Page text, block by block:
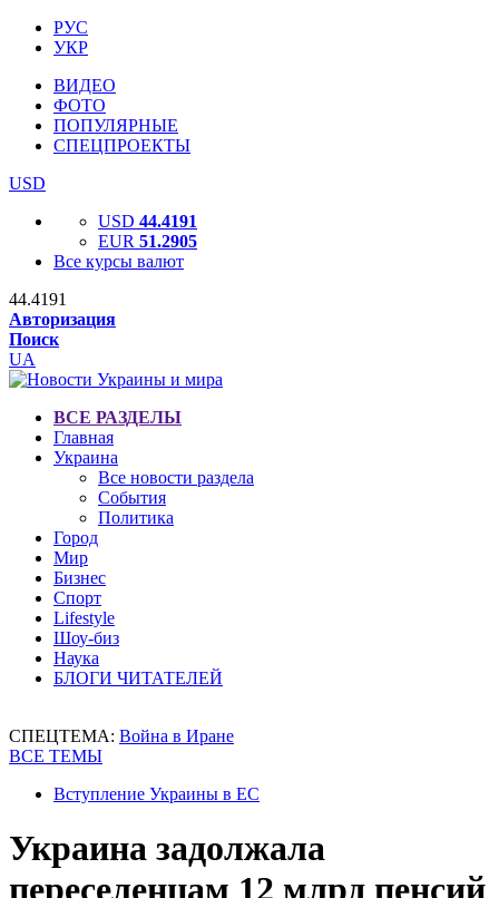
РУС
УКР
ВИДЕО
ФОТО
ПОПУЛЯРНЫЕ
СПЕЦПРОЕКТЫ
USD
USD 44.4191
EUR 51.2905
Все курсы валют
44.4191
Авторизация
Поиск
UA
ВСЕ РАЗДЕЛЫ
Главная
Украина
Все новости раздела
События
Политика
Город
Мир
Бизнес
Спорт
Lifestyle
Шоу-биз
Наука
БЛОГИ ЧИТАТЕЛЕЙ
СПЕЦТЕМА: Война в Иране
ВСЕ ТЕМЫ
Вступление Украины в ЕС
Украина задолжала
переселенцам 12 млрд пенсий